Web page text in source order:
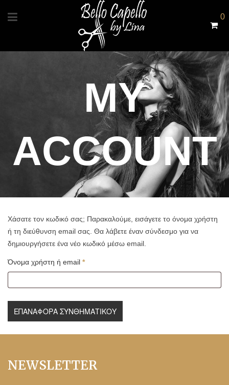
0
MY
ACCOUNT
Χάσατε τον κωδικό σας; Παρακαλούμε, εισάγετε το όνομα χρήστη
ή τη διεύθυνση email σας. Θα λάβετε έναν σύνδεσμο για να
δημιουργήσετε ένα νέο κωδικό μέσω email.
Όνομα χρήστη ή email *
ΕΠΑΝΑΦΟΡΆ ΣΥΝΘΗΜΑΤΙΚΟΎ
NEWSLETTER